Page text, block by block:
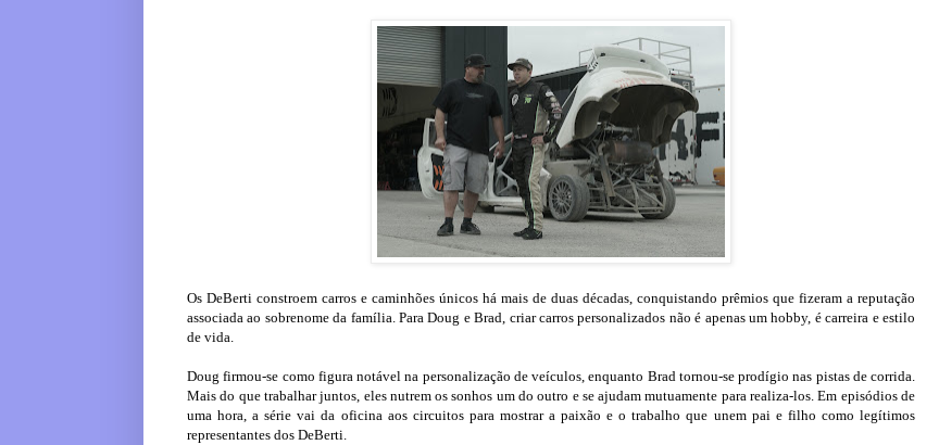
Os DeBerti constroem carros e caminhões únicos há mais de duas décadas, conquistando prêmios que fizeram a reputação
associada ao sobrenome da família. Para Doug e Brad, criar carros personalizados não é apenas um hobby, é carreira e estilo
de vida.
Doug firmou-se como figura notável na personalização de veículos, enquanto Brad tornou-se prodígio nas pistas de corrida.
Mais do que trabalhar juntos, eles nutrem os sonhos um do outro e se ajudam mutuamente para realiza-los. Em episódios de
uma hora, a série vai da oficina aos circuitos para mostrar a paixão e o trabalho que unem pai e filho como legítimos
representantes dos DeBerti.